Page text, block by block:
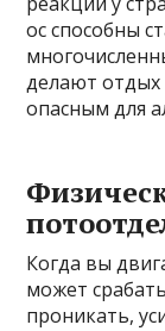
ос способны
делают
опасным для
Когда вы
может
проникать,